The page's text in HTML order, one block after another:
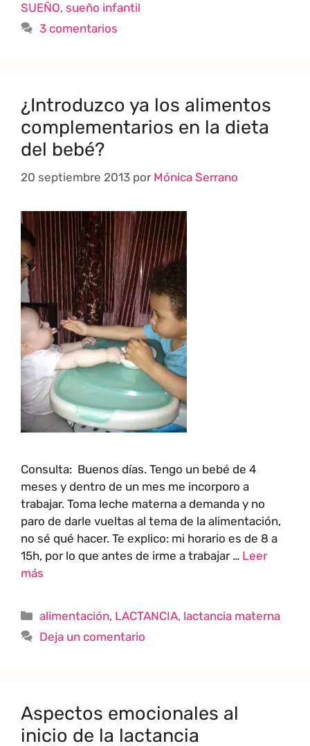
SUEÑO, sueño infantil
3 comentarios
¿Introduzco ya los alimentos
complementarios en la dieta
del bebé?
20 septiembre 2013 por Mónica Serrano
Consulta: Buenos días. Tengo un bebé de 4
meses y dentro de un mes me incorporo a
trabajar. Toma leche materna a demanda y no
paro de darle vueltas al tema de la alimentación,
no sé qué hacer. Te explico: mi horario es de 8 a
15h, por lo que antes de irme a trabajar … Leer
más
alimentación, LACTANCIA, lactancia materna
Deja un comentario
Aspectos emocionales al
inicio de la lactancia